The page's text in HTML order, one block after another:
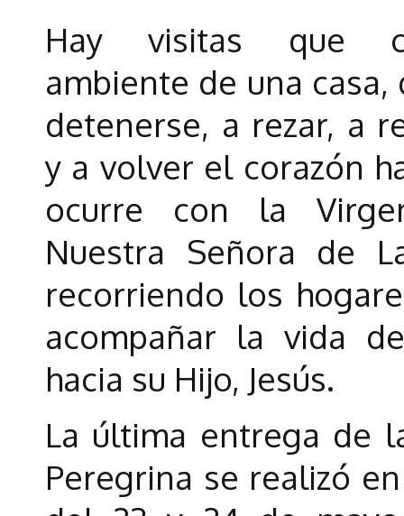
Hay visitas que
ambiente de una casa,
detenerse, a rezar, a
y a volver el corazón
ocurre con la
Nuestra Señora de
recorriendo los
acompañar la vida
hacia su Hijo, Jesús.
La última entrega de
Peregrina se realizó